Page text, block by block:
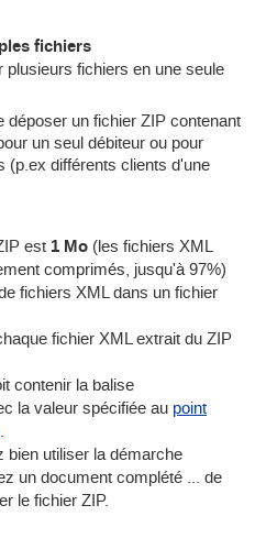
fichiers
fichiers en une seule
déposer un fichier ZIP contenant
un seul débiteur ou pour
(p.ex différents clients d'une
est 1 Mo (les fichiers XML
comprimés, jusqu'à 97%)
fichiers XML dans un fichier
fichier XML extrait du ZIP
contenir la balise
la valeur spécifiée au point
.
bien utiliser la démarche
un document complété ... de
le fichier ZIP.